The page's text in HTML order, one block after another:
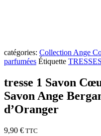
catégories: Collection Ange
parfumées Étiquette
tresse 1 Savon
Savon Ange
d’Oranger
9,90 € TTC